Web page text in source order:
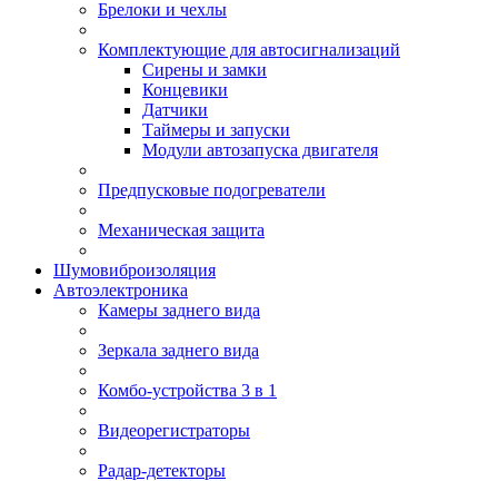
Брелоки и чехлы
Комплектующие для автосигнализаций
Сирены и замки
Концевики
Датчики
Таймеры и запуски
Модули автозапуска двигателя
Предпусковые подогреватели
Механическая защита
Шумовиброизоляция
Автоэлектроника
Камеры заднего вида
Зеркала заднего вида
Комбо-устройства 3 в 1
Видеорегистраторы
Радар-детекторы